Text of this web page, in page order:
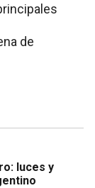
de
luces y